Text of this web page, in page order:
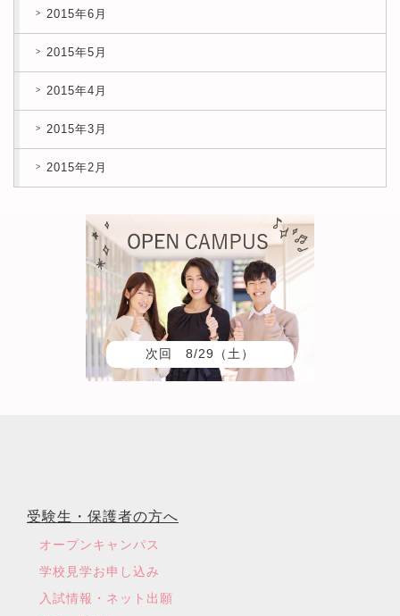
2015年6月
2015年5月
2015年4月
2015年3月
2015年2月
次回 8/29（土）
受験生・保護者の方へ
オープンキャンパス
学校見学お申し込み
入試情報・ネット出願